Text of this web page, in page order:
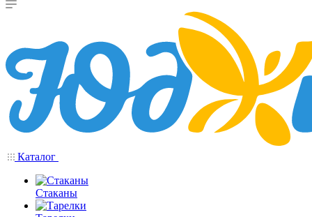
Каталог
Стаканы